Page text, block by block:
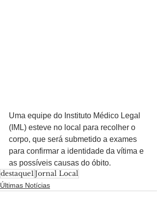
Uma equipe do Instituto Médico Legal
(IML) esteve no local para recolher o
corpo, que será submetido a exames
para confirmar a identidade da vítima e
as possíveis causas do óbito.
destaque1Jornal Local
Últimas Notícias